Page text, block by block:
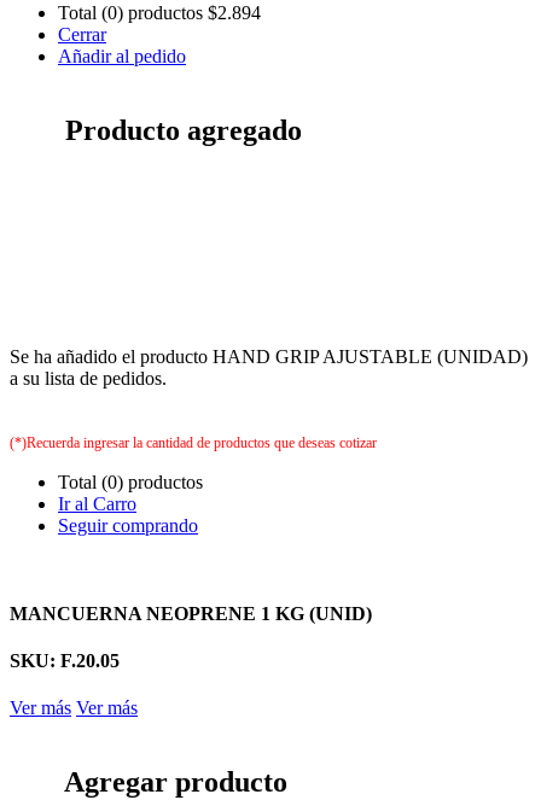
Total (0) productos $2.894
Cerrar
Añadir al pedido
Producto agregado
Se ha añadido el producto HAND GRIP AJUSTABLE (UNIDAD)
a su lista de pedidos.
(*)Recuerda ingresar la cantidad de productos que deseas cotizar
Total (0) productos
Ir al Carro
Seguir comprando
MANCUERNA NEOPRENE 1 KG (UNID)
SKU: F.20.05
Ver más Ver más
Agregar producto